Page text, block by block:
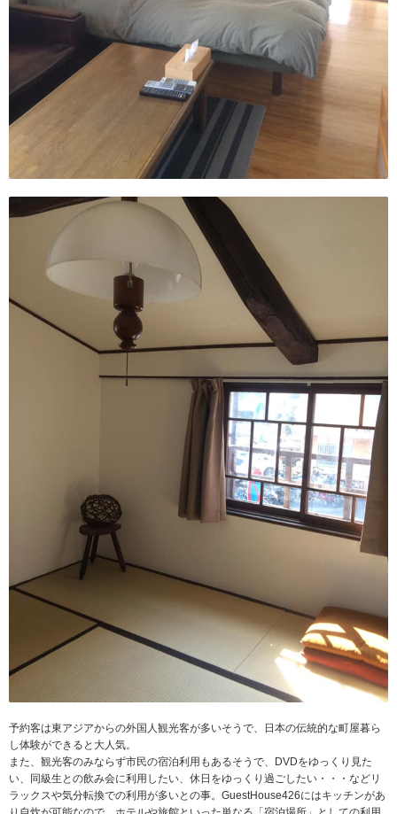
予約客は東アジアからの外国人観光客が多いそうで、日本の伝統的な町屋暮ら
し体験ができると大人気。
また、観光客のみならず市民の宿泊利用もあるそうで、DVDをゆっくり見た
い、同級生との飲み会に利用したい、休日をゆっくり過ごしたい・・・などリ
ラックスや気分転換での利用が多いとの事。GuestHouse426にはキッチンがあ